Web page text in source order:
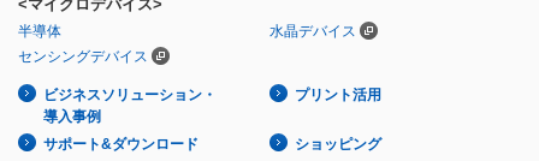
<マイクロデバイス>
半導体
水晶デバイス
センシングデバイス
ビジネスソリューション・
導入事例
プリント活用
サポート&ダウンロード ショッピング